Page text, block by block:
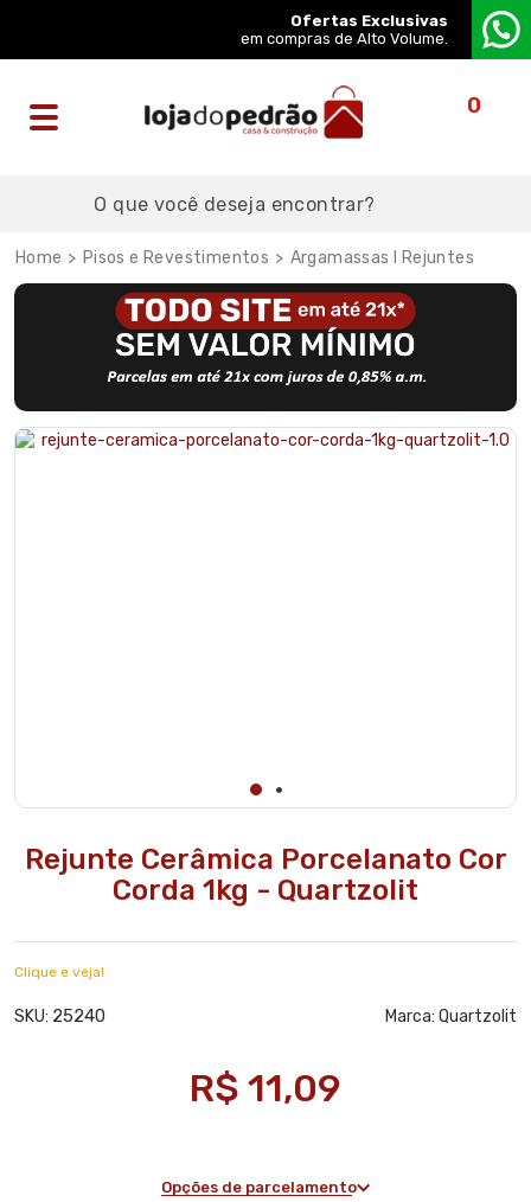
Ofertas Exclusivas
em compras de Alto Volume.
0
Pisos e Revestimentos Argamassas I Rejuntes
Rejunte Cerâmica Porcelanato Cor
Corda 1kg - Quartzolit
Clique e veja!
SKU: 25240 Marca: Quartzolit
R$ 11,09
Opções de parcelamento